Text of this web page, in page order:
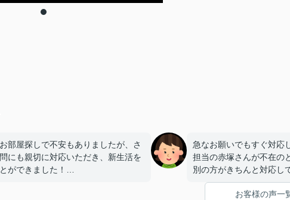
部屋探しで不安もありましたが、さ
にも親切に対応いただき、新生活を
ができました！
急なお願いでもすぐ対応
担当の赤塚さんが不在の
別の方がきちんと対応し
内見当日にたまたま同じ
お客様の声一